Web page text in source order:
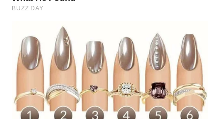
GORONTALO
WN
SULUT
WN
WN